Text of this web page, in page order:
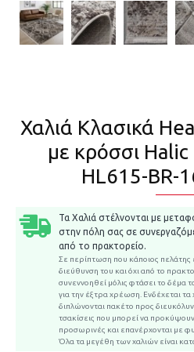
Χαλιά Κλασικά
με κρόσσι
HL615-BR-
Τα Χαλιά στέλνονται με
στην πόλη σας σε
από το πρακτορείο.
Σε περίπτωση που κάποιος πελάτης
διεύθυνση του και όχι από το
συνεννοηθεί μόλις φτάσει το δέμα
για την έξτρα χρέωση. Ενδέχεται
διπλώνονται πακέτο προς
τσακίσεις που μπορεί να
προσωρινές και επανέρχονται με
Όλα τα μεγέθη των χαλιών είναι